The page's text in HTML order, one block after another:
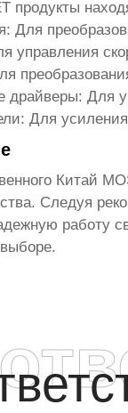
продукты
: Для
управления
драйверы: Для
: Для усиления
Китай
Следуя
работу